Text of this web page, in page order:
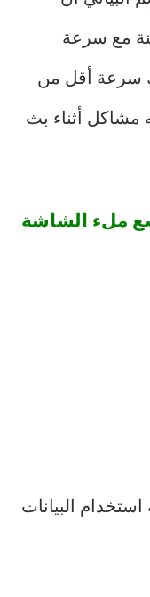
مع سرعة
سرعة أقل من
مشاكل أثناء بث
ملء الشاشة
البيانات